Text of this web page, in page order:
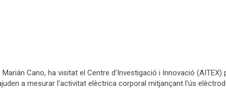
Cano, ha visitat el Centre d'Investigació i Innovació
a mesurar l'activitat elèctrica corporal mitjançant l'ús